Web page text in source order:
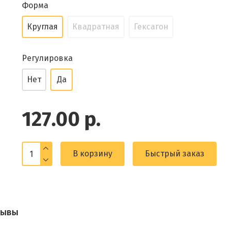
127.00 р.
Форма
Круглая Квадратная Гексагон
Регулировка
Нет Да
В корзину Быстрый заказ